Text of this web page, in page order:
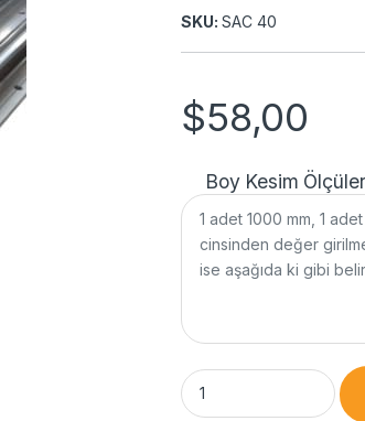
SKU: SAC 40
$58,00
Boy Kesim